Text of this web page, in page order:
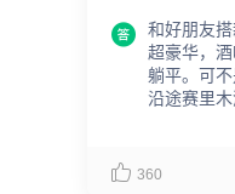

和好朋友
超豪华，
躺平。可
沿途赛里
 360